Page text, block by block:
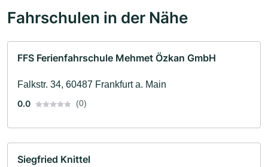
Fahrschulen in der Nähe
FFS Ferienfahrschule Mehmet Özkan GmbH
Falkstr. 34, 60487 Frankfurt a. Main
0.0
(0)
Siegfried Knittel